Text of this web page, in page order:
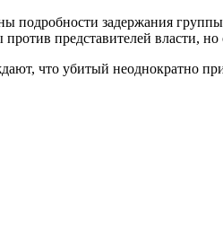
подробности задержания
представителей власти,
что убитый неоднократно